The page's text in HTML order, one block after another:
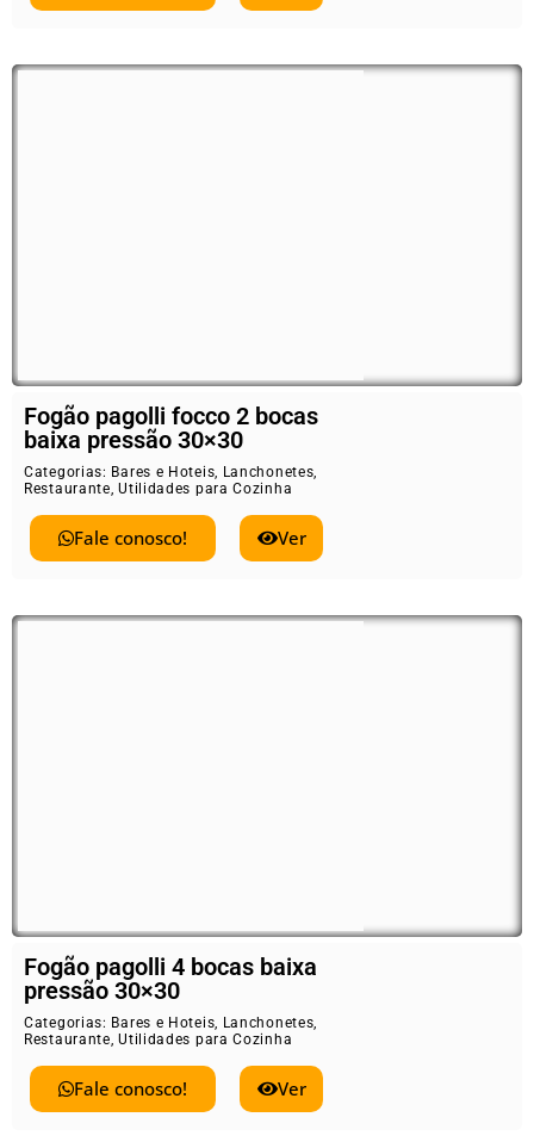
Fogão pagolli focco 2 bocas
baixa pressão 30×30
Categorias: Bares e Hoteis, Lanchonetes,
Restaurante,Utilidades para Cozinha
Fale conosco! Ver
Fogão pagolli 4 bocas baixa
pressão 30×30
Categorias: Bares e Hoteis, Lanchonetes,
Restaurante,Utilidades para Cozinha
Fale conosco! Ver